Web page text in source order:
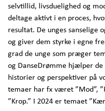
selvtillid, livsduelighed og
deltage aktivt i en proces,
resultat. De unges sanselige
og giver dem styrke i egne
grad de unge som præger
og DanseDrømme hjælper
historier og perspektiver på
temaer har fx været ”Mod”,
”Krop.” I 2024 er temaet